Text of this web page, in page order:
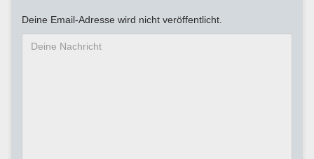
Deine Email-Adresse wird nicht veröffentlicht.